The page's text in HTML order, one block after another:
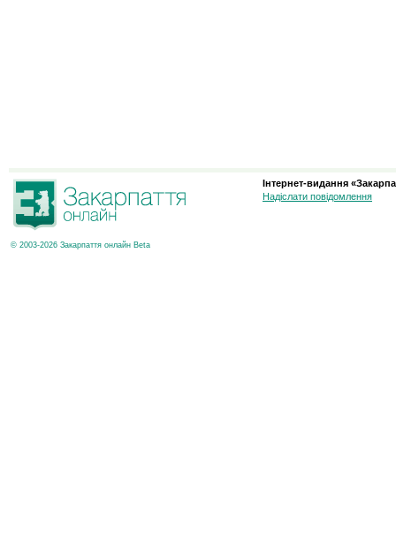
© 2003-2026 Закарпаття онлайн Beta
Інтернет-видання
Надіслати повідомлення